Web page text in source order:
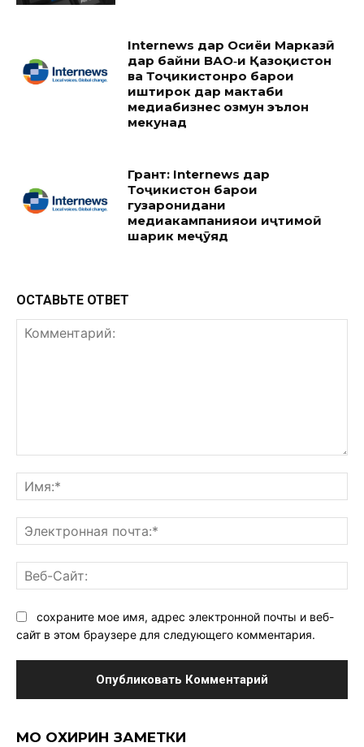
Internews дар Осиёи Марказӣ
дар байни ВАО‑и Қазоқистон
ва Тоҷикистонро барои
иштирок дар мактаби
медиабизнес озмун эълон
мекунад
Грант: Internews дар
Тоҷикистон барои
гузаронидани
медиакампанияҳои иҷтимоӣ
шарик меҷӯяд
ОСТАВЬТЕ ОТВЕТ
сохраните мое имя, адрес электронной почты и веб-
сайт в этом браузере для следующего комментария.
МО ОХИРИН ЗАМЕТКИ